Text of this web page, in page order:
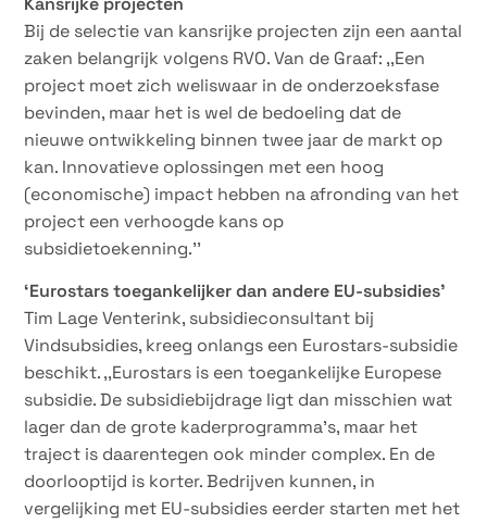
Bij de selectie van kansrijke projecten zijn een aantal
zaken belangrijk volgens RVO. Van de Graaf: ,,Een
project moet zich weliswaar in de onderzoeksfase
bevinden, maar het is wel de bedoeling dat de
nieuwe ontwikkeling binnen twee jaar de markt op
kan. Innovatieve oplossingen met een hoog
(economische) impact hebben na afronding van het
project een verhoogde kans op
subsidietoekenning.’’
‘Eurostars toegankelijker dan andere EU-subsidies’
Tim Lage Venterink, subsidieconsultant bij
Vindsubsidies, kreeg onlangs een Eurostars-subsidie
beschikt. ,,Eurostars is een toegankelijke Europese
subsidie. De subsidiebijdrage ligt dan misschien wat
lager dan de grote kaderprogramma’s, maar het
traject is daarentegen ook minder complex. En de
doorlooptijd is korter. Bedrijven kunnen, in
vergelijking met EU-subsidies eerder starten met het